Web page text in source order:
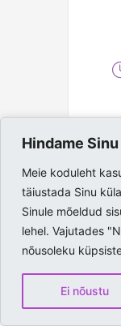
Hindame
Meie koduleht
täiustada Sinu
Sinule mõeldud
lehel. Vajutades
nõusoleku
Ei nõustu